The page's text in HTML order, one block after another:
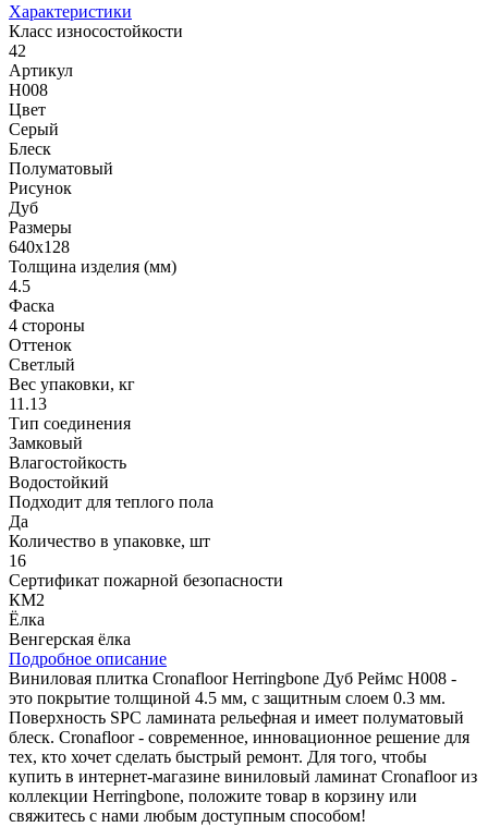
Характеристики
Класс износостойкости
42
Артикул
H008
Цвет
Серый
Блеск
Полуматовый
Рисунок
Дуб
Размеры
640x128
Толщина изделия (мм)
4.5
Фаска
4 стороны
Оттенок
Светлый
Вес упаковки, кг
11.13
Тип соединения
Замковый
Влагостойкость
Водостойкий
Подходит для теплого пола
Да
Количество в упаковке, шт
16
Сертификат пожарной безопасности
КМ2
Ёлка
Венгерская ёлка
Подробное описание
Виниловая плитка Cronafloor Herringbone Дуб Реймс H008 -
это покрытие толщиной 4.5 мм, с защитным слоем 0.3 мм.
Поверхность SPC ламината рельефная и имеет полуматовый
блеск. Cronafloor - современное, инновационное решение для
тех, кто хочет сделать быстрый ремонт. Для того, чтобы
купить в интернет-магазине виниловый ламинат Cronafloor из
коллекции Herringbone, положите товар в корзину или
свяжитесь с нами любым доступным способом!